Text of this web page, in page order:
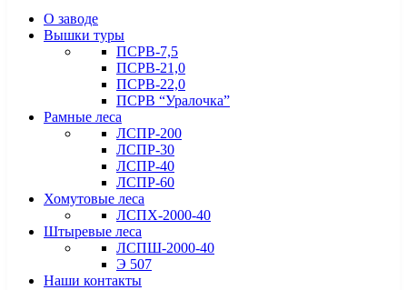
О заводе
Вышки туры
ПСРВ-7,5
ПСРВ-21,0
ПСРВ-22,0
ПСРВ “Уралочка”
Рамные леса
ЛСПР-200
ЛСПР-30
ЛСПР-40
ЛСПР-60
Хомутовые леса
ЛСПХ-2000-40
Штыревые леса
ЛСПШ-2000-40
Э 507
Наши контакты